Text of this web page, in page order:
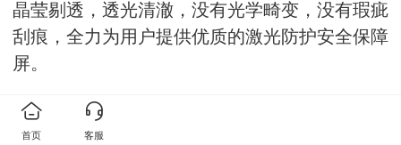
晶莹剔透，透光清澈，没有光学畸变，没有瑕疵
刮痕，全力为用户提供优质的激光防护安全保障
屏。
首页 客服